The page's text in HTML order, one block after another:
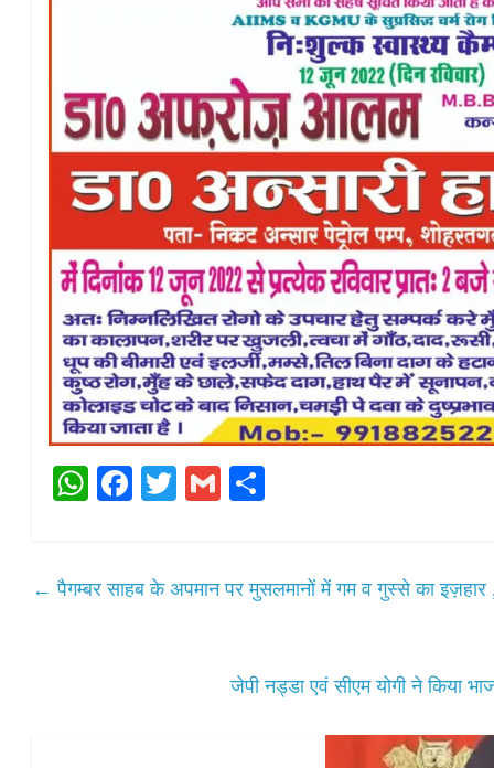
W
A
Fa
ok
T
r
G
← पैगम्बर साहब के अपमान पर मुसलमानों में गम व गुस्से का इज़हार ,
जेपी नड्डा एवं सीएम योगी ने किया